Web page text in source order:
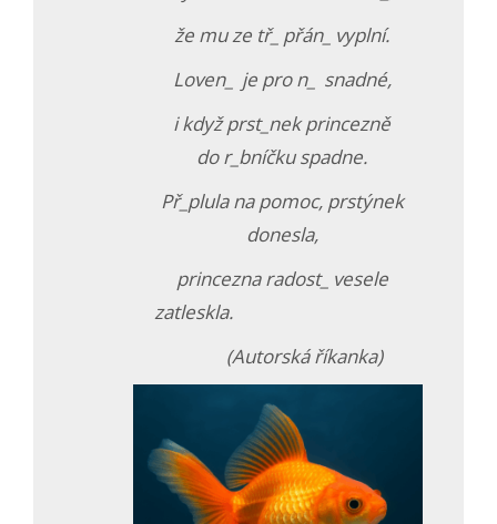
že mu ze tř_ přán_ vyplní.
Loven_ je pro n_ snadné,
i když prst_nek princezně
do r_bníčku spadne.
Př_plula na pomoc, prstýnek
donesla,
princezna radost_ vesele
zatleskla.
(Autorská říkanka)